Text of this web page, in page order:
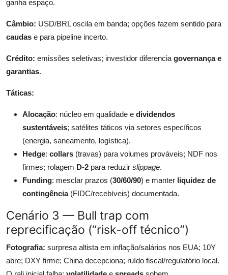
ganha espaço.
Câmbio: USD/BRL oscila em banda; opções fazem sentido para
caudas e para pipeline incerto.
Crédito: emissões seletivas; investidor diferencia governança e
garantias.
Táticas:
Alocação: núcleo em qualidade e dividendos
sustentáveis; satélites táticos via setores específicos
(energia, saneamento, logística).
Hedge: collars (travas) para volumes prováveis; NDF nos
firmes; rolagem D-2 para reduzir slippage.
Funding: mesclar prazos (30/60/90) e manter liquidez de
contingência(FIDC/recebíveis) documentada.
Cenário 3 — Bull trap com
reprecificação (“risk-off técnico”)
Fotografia: surpresa altista em inflação/salários nos EUA; 10Y
abre; DXY firme; China decepciona; ruído fiscal/regulatório local.